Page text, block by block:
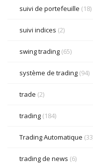
suivi de portefeuille (18)
suivi indices (2)
swing trading (65)
système de trading (94)
trade (2)
trading (184)
Trading Automatique
trading de news (6)